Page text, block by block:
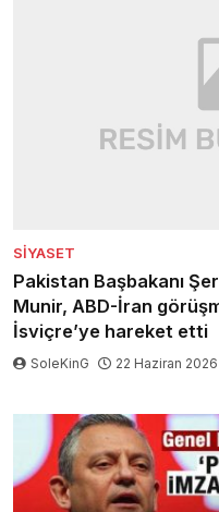
SIYASET
Pakistan Başbakanı
Munir, ABD-İran
İsviçre’ye hareket etti
SoleKinG 22 Haziran 2026